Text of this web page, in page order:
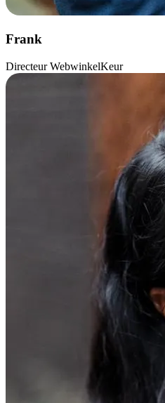
Frank
Directeur WebwinkelKeur